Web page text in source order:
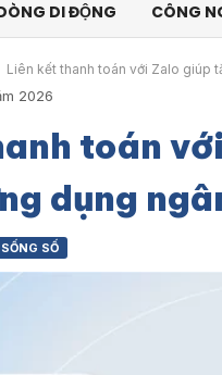
DI ĐỘNG CÔNG
Liên kết thanh toán với Zalo giúp
2026
toán
dụng
SỐ